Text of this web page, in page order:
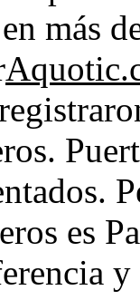
más
es